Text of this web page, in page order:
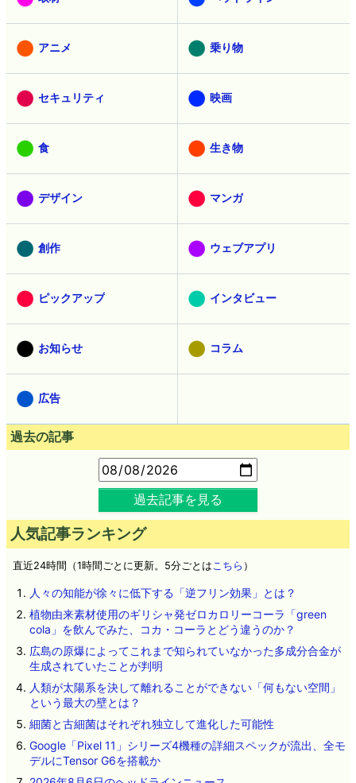
取材 ヘッドライン
アニメ 乗り物
セキュリティ 映画
食 生き物
デザイン マンガ
創作 ウェブアプリ
ピックアップ インタビュー
お知らせ
広告
過去記事を見る
人気記事ランキング
直近24時間（1時間ごとに更新。5分ごとはこちら
人々の知能が徐々に低下する「逆フリン効果」とは？
植物由来素材使用のギリシャ発ゼロカロリーコーラ「green
cola」を飲んでみた、コカ・コーラとどう違うのか？
広島の原爆によってこれまで知られていなかった多成分合金が
生成されていたことが判明
人類が太陽系を決して離れることができない「何もない空間」
という最大の壁とは？
細菌と古細菌はそれぞれ独立して進化した可能性